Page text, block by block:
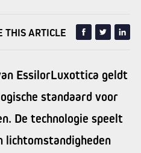
THIS ARTICLE
EssilorLuxottica geldt
standaard voor
De technologie speelt
lichtomstandigheden